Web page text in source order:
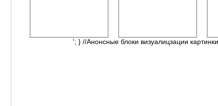
'; } //Анонсные блоки визуалицзации